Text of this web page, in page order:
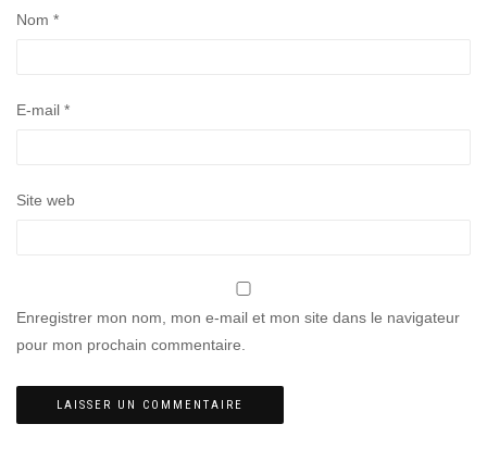
Nom *
E-mail *
Site web
Enregistrer mon nom, mon e-mail et mon site dans le navigateur
pour mon prochain commentaire.